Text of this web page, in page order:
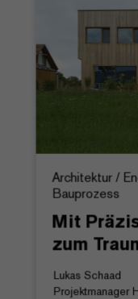
Architektur /
Bauprozess
Mit
zum
Lukas Schaad
Projektmanager